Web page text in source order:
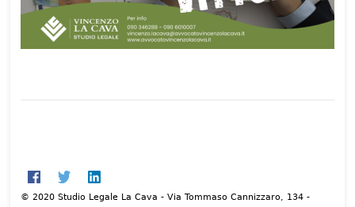
© 2020 Studio Legale La Cava - Via Tommaso Cannizzaro, 134 -